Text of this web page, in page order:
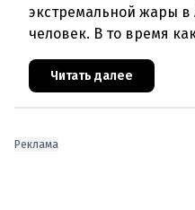
экстремальной жары в
человек. В то время
мнению Greenpeac
Читать далее
Реклама